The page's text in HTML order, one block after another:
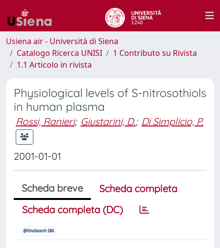
Usiena air - Università di Siena
Catalogo Ricerca UNISI
1 Contributo su Rivista
1.1 Articolo in rivista
Physiological levels of S-nitrosothiols
in human plasma
Rossi, Ranieri; Giustarini, D.; Di Simplicio, P.
2001-01-01
Scheda breve
Scheda completa
Scheda completa (DC)